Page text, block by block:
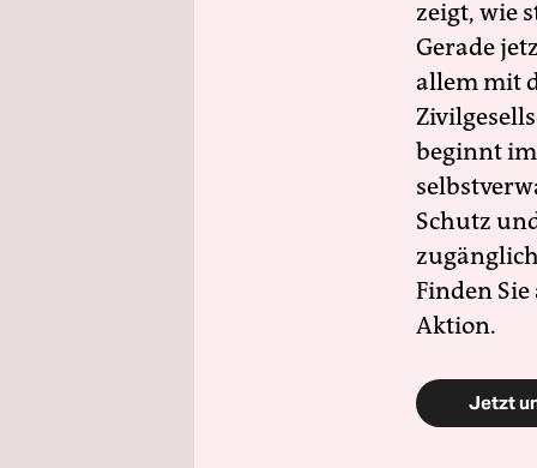
zeigt, wie
Gerade
allem mit
beginnt
Schutz
Finden
Aktion.
Jetzt